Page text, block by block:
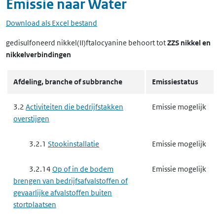
Emissie naarWater
Download als Excel bestand
gedisulfoneerd nikkel(II)ftalocyanine behoort totZZS nikkel en
nikkelverbindingen
Afdeling, branche of subbranche Emissiestatus
3.2 Activiteiten die bedrijfstakken
overstijgen
Emissie mogelijk
3.2.1 Stookinstallatie Emissie mogelijk
3.2.14 Op of in de bodem
brengen van bedrijfsafvalstoffen of
gevaarlijke afvalstoffen buiten
stortplaatsen
Emissie mogelijk